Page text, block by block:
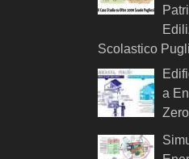
Scolastico
a